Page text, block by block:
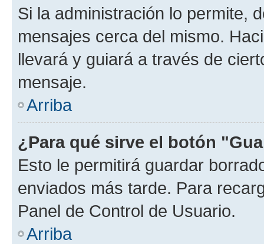
Si la administración lo permite,
mensajes cerca del mismo.
llevará y guiará a través de
mensaje.
Arriba
¿Para qué sirve el botón
Esto le permitirá guardar
enviados más tarde. Para
Panel de Control de Usuario.
Arriba